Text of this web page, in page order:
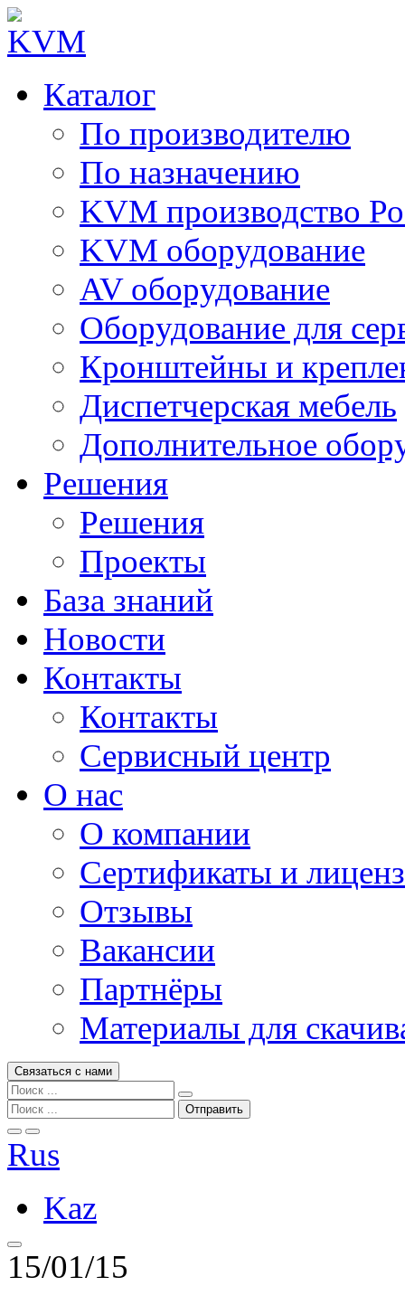
Каталог
По производителю
По назначению
KVM производство
KVM оборудование
AV оборудование
Оборудование для
Кронштейны и
Диспетчерская мебель
Дополнительное
Решения
Решения
Проекты
База знаний
Новости
Контакты
Контакты
Сервисный центр
О нас
О компании
Сертификаты и
Отзывы
Вакансии
Партнёры
Материалы для
Связаться с нами
Rus
Kaz
15/01/15